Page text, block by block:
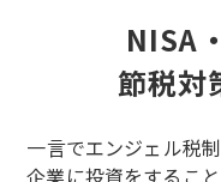
NISA
節税対
一言でエンジェル税
企業に投資をすること